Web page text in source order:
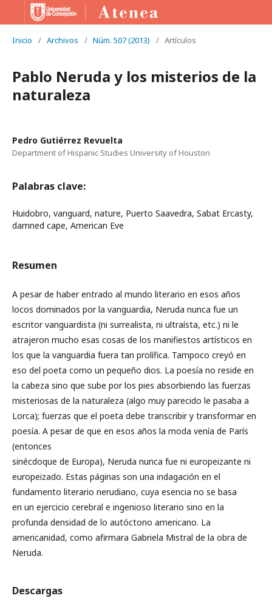
Inicio / Archivos / Núm. 507 (2013) / Artículos
Pablo Neruda y los misterios de la
naturaleza
Pedro Gutiérrez Revuelta
Department of Hispanic Studies University of Houston
Palabras clave:
Huidobro, vanguard, nature, Puerto Saavedra, Sabat Ercasty,
damned cape, American Eve
Resumen
A pesar de haber entrado al mundo literario en esos años
locos dominados por la vanguardia, Neruda nunca fue un
escritor vanguardista (ni surrealista, ni ultraísta, etc.) ni le
atrajeron mucho esas cosas de los manifiestos artísticos en
los que la vanguardia fuera tan prolífica. Tampoco creyó en
eso del poeta como un pequeño dios. La poesía no reside en
la cabeza sino que sube por los pies absorbiendo las fuerzas
misteriosas de la naturaleza (algo muy parecido le pasaba a
Lorca); fuerzas que el poeta debe transcribir y transformar en
poesía. A pesar de que en esos años la moda venía de París
(entonces
sinécdoque de Europa), Neruda nunca fue ni europeizante ni
europeizado. Estas páginas son una indagación en el
fundamento literario nerudiano, cuya esencia no se basa
en un ejercicio cerebral e ingenioso literario sino en la
profunda densidad de lo autóctono americano. La
americanidad, como afirmara Gabriela Mistral de la obra de
Neruda.
Descargas